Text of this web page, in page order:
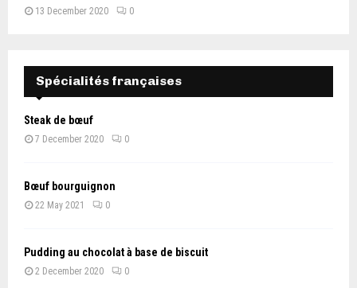
13 December 2020 0
Spécialités françaises
Steak de bœuf
7 December 2020 0
Bœuf bourguignon
22 May 2021 0
Pudding au chocolat à base de biscuit
2 December 2020 0